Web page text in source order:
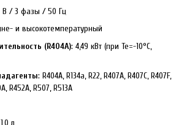
В / 3 фазы / 50 Гц
и высокотемпературный
(R404A): 4,49 кВт (при Te=-10°C,
: R404A, R134a, R22, R407A, R407C, R407F,
R452A, R507, R513A
л